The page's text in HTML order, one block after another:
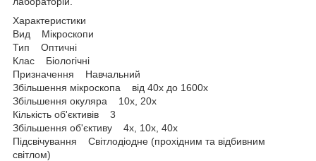
Характеристики
Вид Мікроскопи
Тип Оптичні
Клас Біологічні
Призначення Навчальний
Збільшення мікроскопа від 40х до 1600х
Збільшення окуляра 10х, 20х
Кількість об'єктивів 3
Збільшення об'єктиву 4х, 10х, 40х
Підсвічування Світлодіодне (прохідним та відбивним
світлом)